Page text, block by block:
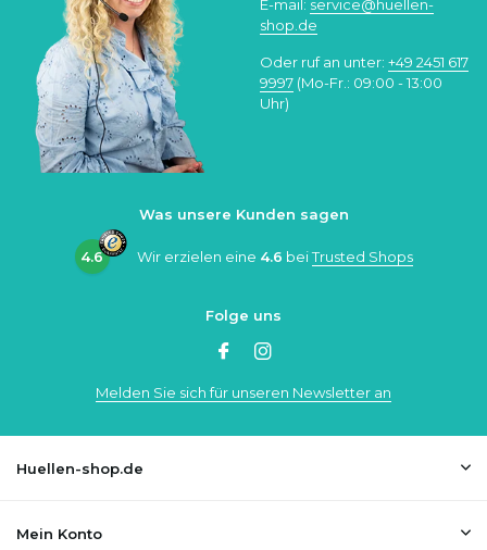
E-mail: service@huellen-
shop.de
Oder ruf an unter: +49 2451 617
9997 (Mo-Fr.: 09:00 - 13:00
Uhr)
Was unsere Kunden sagen
4.6 Wir erzielen eine 4.6 beiTrusted Shops
Folge uns
Melden Sie sich für unseren Newsletter an
Huellen-shop.de
Mein Konto